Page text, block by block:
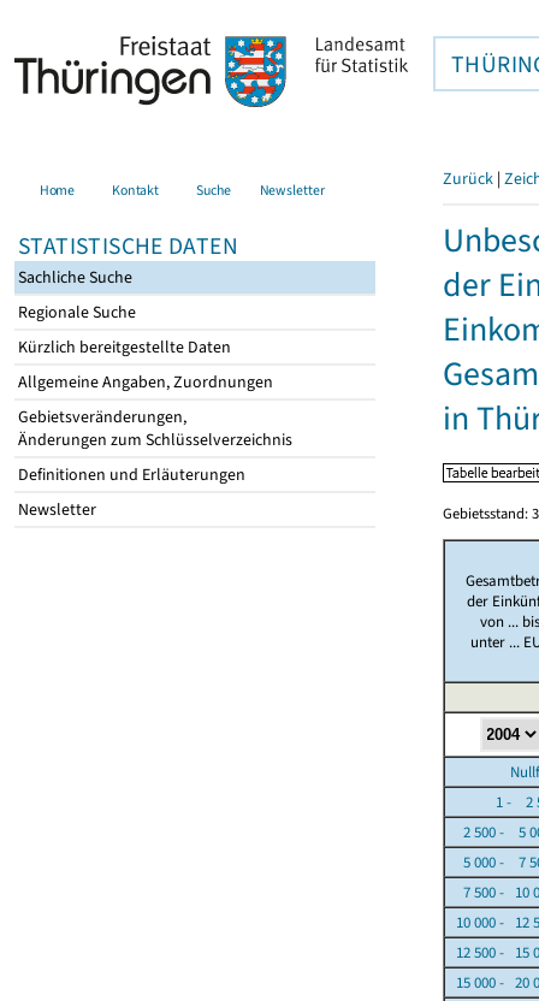
Home Kontakt Suche Newsletter
STATISTISCHE DATEN
Sachliche Suche
Regionale Suche
Kürzlich bereitgestellte Daten
Allgemeine Angaben, Zuordnungen
Gebietsveränderungen,
Änderungen zum Schlüsselverzeichnis
Definitionen und Erläuterungen
Newsletter
Zurück |
der
in
Gebietsstand:
der
von ...
unter ...
1 - 2
2 500 - 5
5 000 - 7
7 500 - 10
10 000 - 12
12 500 - 15
15 000 - 20